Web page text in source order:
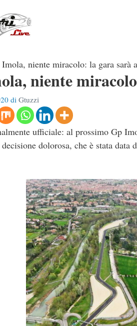
niente miracolo: la gara sarà
niente
di Gtuzzi
ufficiale: al prossimo Gp
dolorosa, che è stata